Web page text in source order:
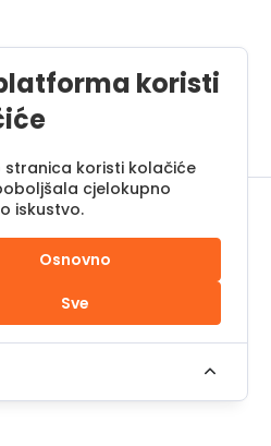
vrijeme
10 do 17h
- neradni dan
koristi
stranica koristi kolačiće
cjelokupno
iskustvo.
Osnovno
Sve